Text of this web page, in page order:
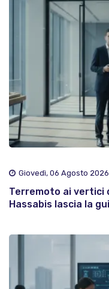
Giovedì, 06 Agosto 2026
Terremoto ai vertici
Hassabis lascia la